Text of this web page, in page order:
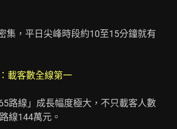
集，平日尖峰時段約10至15分鐘就有
載客數全線第一
路線」成長幅度極大，不只載客人數
線144萬元。